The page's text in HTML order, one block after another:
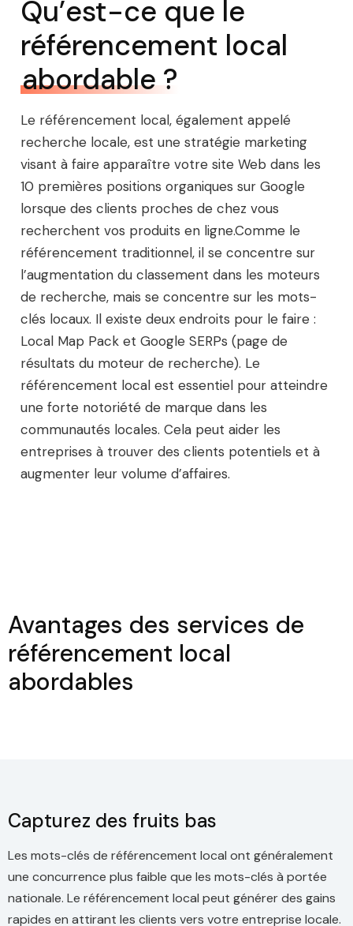
Qu’est-ce que le
référencement local
abordable ?
Le référencement local, également appelé
recherche locale, est une stratégie marketing
visant à faire apparaître votre site Web dans les
10 premières positions organiques sur Google
lorsque des clients proches de chez vous
recherchent vos produits en ligne.Comme le
référencement traditionnel, il se concentre sur
l’augmentation du classement dans les moteurs
de recherche, mais se concentre sur les mots-
clés locaux. Il existe deux endroits pour le faire :
Local Map Pack et Google SERPs (page de
résultats du moteur de recherche). Le
référencement local est essentiel pour atteindre
une forte notoriété de marque dans les
communautés locales. Cela peut aider les
entreprises à trouver des clients potentiels et à
augmenter leur volume d’affaires.
Avantages des services de
référencement local
abordables
Capturez des fruits bas
Les mots-clés de référencement local ont généralement
une concurrence plus faible que les mots-clés à portée
nationale. Le référencement local peut générer des gains
rapides en attirant les clients vers votre entreprise locale.